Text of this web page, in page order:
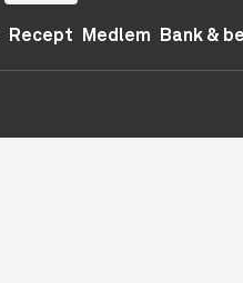
Recept Medlem Bank &